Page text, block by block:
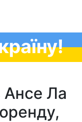
Ансе Ла